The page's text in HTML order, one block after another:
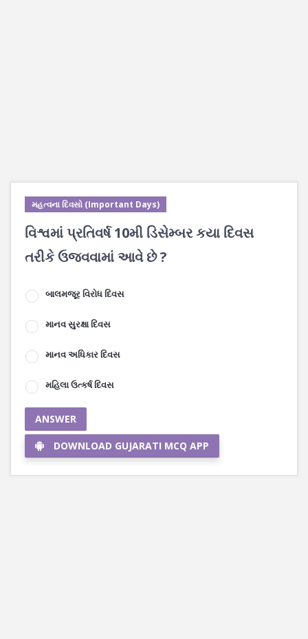
મહત્વના દિવસો (Important Days)
વિશ્વમાં પ્રતિવર્ષ 10મી ડિસેમ્બર કયા દિવસ
તરીકે ઉજવવામાં આવે છે ?
બાલમજૂર વિરોધ દિવસ
માનવ સુરક્ષા દિવસ
માનવ અધિકાર દિવસ
મહિલા ઉત્કર્ષ દિવસ
ANSWER
DOWNLOAD GUJARATI MCQ APP